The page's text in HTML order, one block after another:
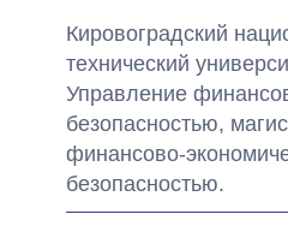
Кировоградский
технический
Управление
безопасностью,
финансово-
безопасностью.